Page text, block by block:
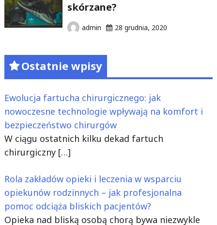
skórzane?
admin 28 grudnia, 2020
Ostatnie wpisy
Ewolucja fartucha chirurgicznego: jak
nowoczesne technologie wpływają na komfort i
bezpieczeństwo chirurgów
W ciągu ostatnich kilku dekad fartuch
chirurgiczny […]
Rola zakładów opieki i leczenia w wsparciu
opiekunów rodzinnych – jak profesjonalna
pomoc odciąża bliskich pacjentów?
Opieka nad bliską osobą chorą bywa niezwykle